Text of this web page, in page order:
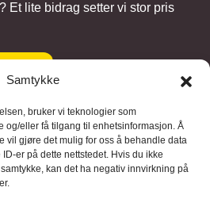
Samtykke
bruker vi teknologier som
og/eller få tilgang til enhetsinformasjon. Å
vil gjøre det mulig for oss å behandle data
er på dette nettstedet. Hvis du ikke
kan det ha negativ innvirkning på
Et lite bidrag setter vi stor pris
tjenester